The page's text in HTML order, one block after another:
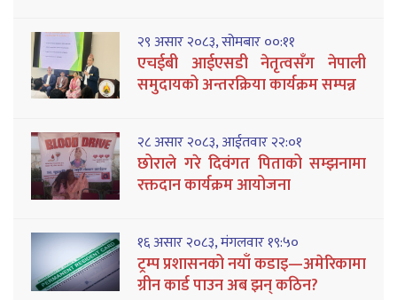
२९ असार २०८३, सोमबार ००:११
एचईबी आईएसडी नेतृत्वसँग नेपाली
समुदायको अन्तरक्रिया कार्यक्रम सम्पन्न
२८ असार २०८३, आईतवार २२:०१
छोराले गरे दिवंगत पिताको सम्झनामा
रक्तदान कार्यक्रम आयोजना
१६ असार २०८३, मंगलवार १९:५०
ट्रम्प प्रशासनको नयाँ कडाइ—अमेरिकामा
ग्रीन कार्ड पाउन अब झन् कठिन?